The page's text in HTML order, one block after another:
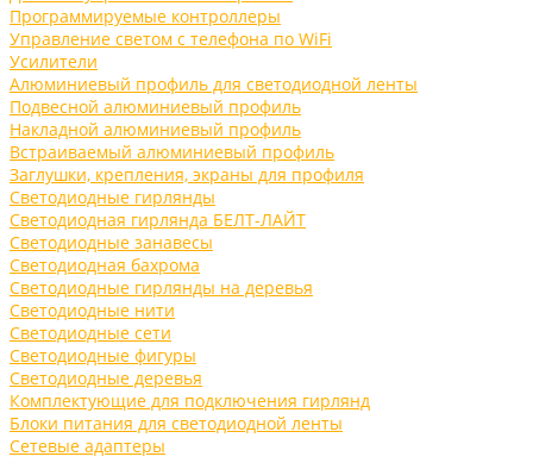
Программируемые контроллеры
Управление светом с телефона по WiFi
Усилители
Алюминиевый профиль для светодиодной ленты
Подвесной алюминиевый профиль
Накладной алюминиевый профиль
Встраиваемый алюминиевый профиль
Заглушки, крепления, экраны для профиля
Светодиодные гирлянды
Светодиодная гирлянда БЕЛТ-ЛАЙТ
Светодиодные занавесы
Светодиодная бахрома
Светодиодные гирлянды на деревья
Светодиодные нити
Светодиодные сети
Светодиодные фигуры
Светодиодные деревья
Комплектующие для подключения гирлянд
Блоки питания для светодиодной ленты
Сетевые адаптеры